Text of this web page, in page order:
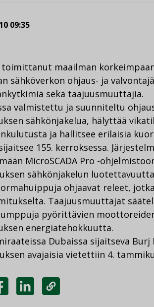
09:35
toimittanut maailman
sähköverkon ohjaus- ja
sekä taajuusmuuttajia.
valmistettu ja suunniteltu
sähkönjakelua, hälyttää
ja hallitsee erilaisia
155. kerroksessa.
MicroSCADA Pro -
sähkönjakelun
ohjaavat releet,
Taajuusmuuttajat
pyörittävien
energiatehokkuutta.
Dubaissa sijaitseva
avajaisia vietettiin 4.